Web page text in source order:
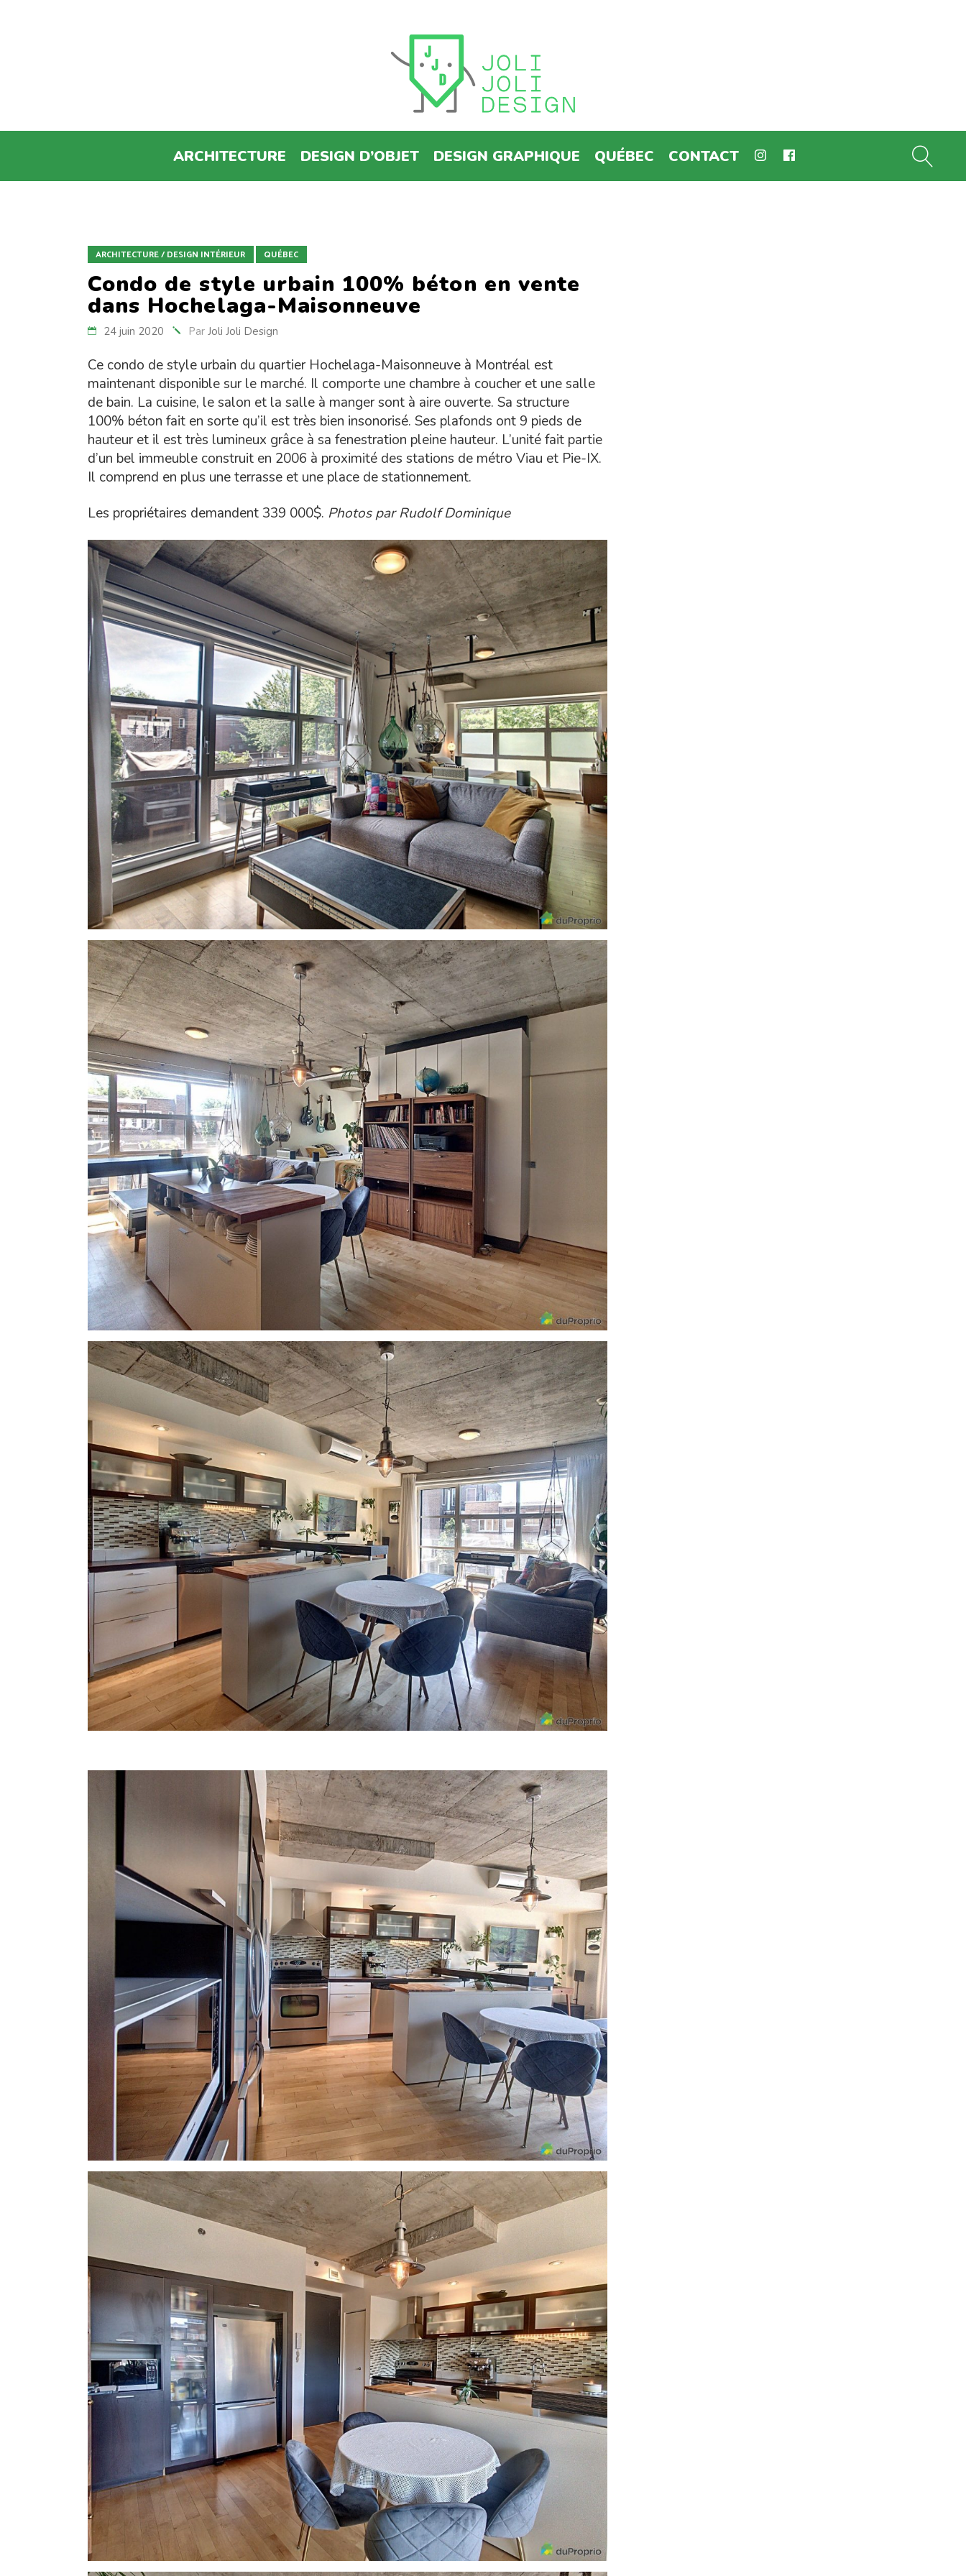
ARCHITECTURE DESIGN D’OBJET DESIGN GRAPHIQUE QUÉBEC CONTACT
ARCHITECTURE / DESIGN INTÉRIEUR QUÉBEC
Condo de style urbain 100% béton en vente
dans Hochelaga-Maisonneuve
24 juin 2020 Par Joli Joli Design
Ce condo de style urbain du quartier Hochelaga-Maisonneuve à Montréal est
maintenant disponible sur le marché. Il comporte une chambre à coucher et une salle
de bain. La cuisine, le salon et la salle à manger sont à aire ouverte. Sa structure
100% béton fait en sorte qu’il est très bien insonorisé. Ses plafonds ont 9 pieds de
hauteur et il est très lumineux grâce à sa fenestration pleine hauteur. L’unité fait partie
d’un bel immeuble construit en 2006 à proximité des stations de métro Viau et Pie-IX.
Il comprend en plus une terrasse et une place de stationnement.
Les propriétaires demandent 339 000$. Photos par Rudolf Dominique